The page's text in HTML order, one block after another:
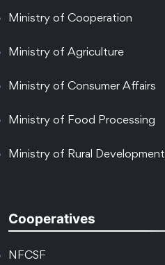
Ministry of Cooperation
Ministry of Agriculture
Ministry of Consumer Affairs
Ministry of Food Processing
Ministry of Rural Development
Cooperatives
NFCSF